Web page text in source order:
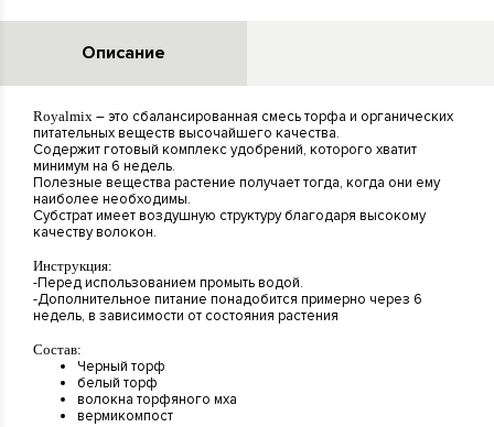
Описание
Royalmix – это сбалансированная смесь торфа и органических
питательных веществ высочайшего качества.
Содержит готовый комплекс удобрений, которого хватит
минимум на 6 недель.
Полезные вещества растение получает тогда, когда они ему
наиболее необходимы.
Субстрат имеет воздушную структуру благодаря высокому
качеству волокон.
Инструкция:
-Перед использованием промыть водой.
-Дополнительное питание понадобится примерно через 6
недель, в зависимости от состояния растения
Состав:
Черный торф
белый торф
волокна торфяного мха
вермикомпост